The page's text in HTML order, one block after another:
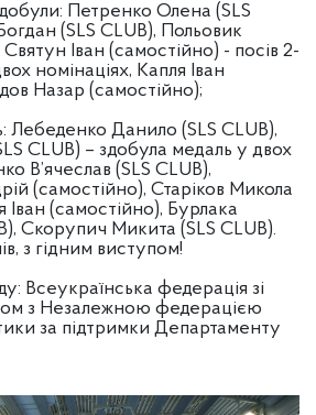
Петренко Олена (SLS
(SLS CLUB), Польовик
Іван (самостійно) - посів 2-
номінаціях, Капля Іван
Назар (самостійно);
Лебеденко Данило (SLS CLUB),
CLUB) – здобула медаль у двох
В’ячеслав (SLS CLUB),
(самостійно), Старіков Микола
Іван (самостійно), Бурлака
Скорупич Микита (SLS CLUB).
з гідним виступом!
Всеукраїнська федерація зі
з Незалежною федерацією
за підтримки Департаменту